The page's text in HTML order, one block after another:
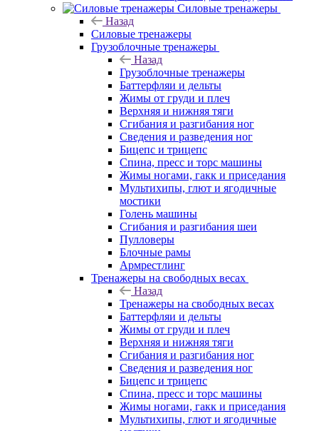
Силовые тренажеры
Назад
Силовые тренажеры
Грузоблочные тренажеры
Назад
Грузоблочные тренажеры
Баттерфляи и дельты
Жимы от груди и плеч
Верхняя и нижняя тяги
Сгибания и разгибания ног
Сведения и разведения ног
Бицепс и трицепс
Спина, пресс и торс машины
Жимы ногами, гакк и приседания
Мультихипы, глют и ягодичные
мостики
Голень машины
Сгибания и разгибания шеи
Пулловеры
Блочные рамы
Армрестлинг
Тренажеры на свободных весах
Назад
Тренажеры на свободных весах
Баттерфляи и дельты
Жимы от груди и плеч
Верхняя и нижняя тяги
Сгибания и разгибания ног
Сведения и разведения ног
Бицепс и трицепс
Спина, пресс и торс машины
Жимы ногами, гакк и приседания
Мультихипы, глют и ягодичные